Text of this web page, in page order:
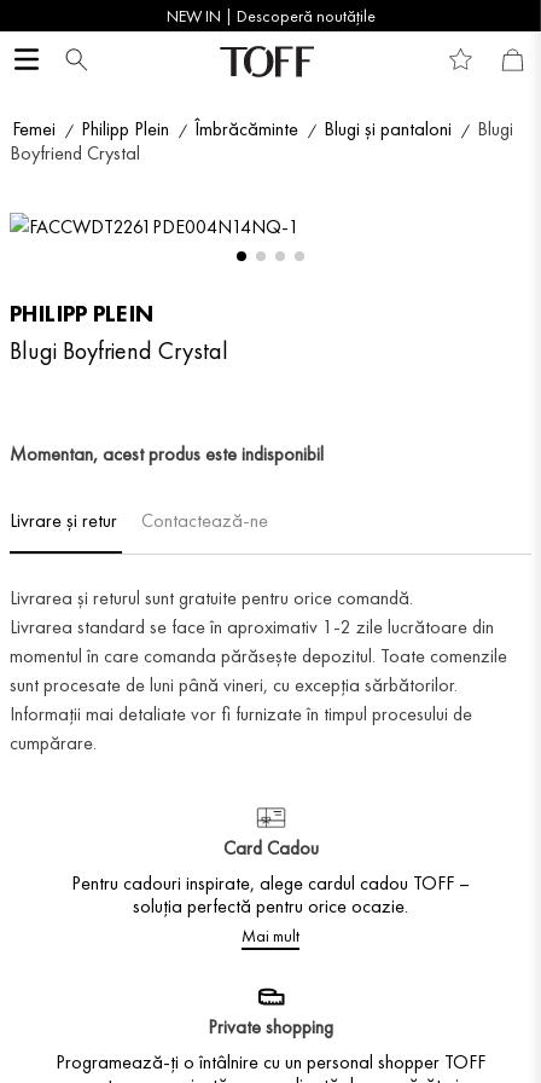
NEW IN | Descoperă noutățile
Femei Philipp Plein Îmbrăcăminte Blugi și pantaloni
Blugi
Boyfriend Crystal
PHILIPP PLEIN
Blugi Boyfriend Crystal
Momentan, acest produs este indisponibil
Livrare și retur Contactează-ne
Livrarea și returul sunt gratuite pentru orice comandă.
Livrarea standard se face în aproximativ 1-2 zile lucrătoare din
momentul în care comanda părăsește depozitul. Toate comenzile
sunt procesate de luni până vineri, cu excepția sărbătorilor.
Informații mai detaliate vor fi furnizate în timpul procesului de
cumpărare.
Card Cadou
Pentru cadouri inspirate, alege cardul cadou TOFF –
soluția perfectă pentru orice ocazie.
Mai mult
Private shopping
Programează-ți o întâlnire cu un personal shopper TOFF